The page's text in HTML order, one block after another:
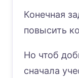
Конечная
повысить
Но чтоб
сначала